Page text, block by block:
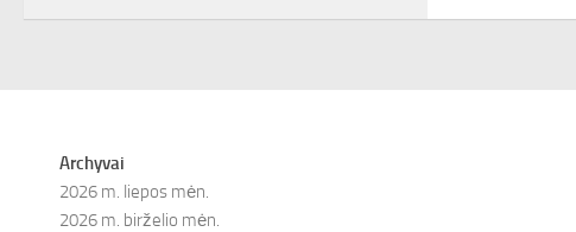
Archyvai
2026 m. liepos mėn.
2026 m. birželio mėn.